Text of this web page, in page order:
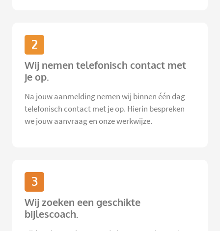
2
Wij nemen telefonisch contact met
je op.
Na jouw aanmelding nemen wij binnen één dag
telefonisch contact met je op. Hierin bespreken
we jouw aanvraag en onze werkwijze.
3
Wij zoeken een geschikte
bijlescoach.